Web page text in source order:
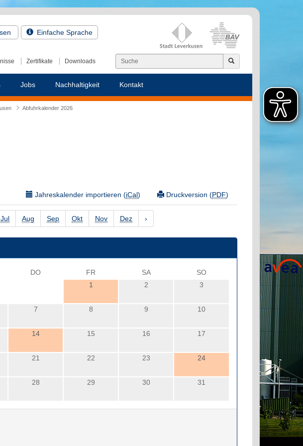
Einfache Sprache
Zertifikate Downloads
Jobs Nachhaltigkeit Kontakt
Abfuhrkalender 2026
Druckversion (PDF)
Jahreskalender importieren (iCal)
Jul Aug Sep Okt Nov Dez ›
DO FR SA
SO
1
2 3
7 8 9 10
14 15 16 17
21 22 23 24
28 29 30 31